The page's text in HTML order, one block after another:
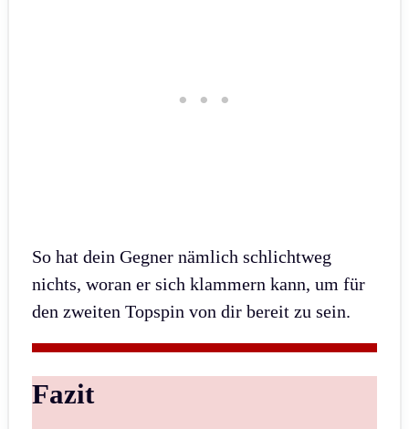
So hat dein Gegner nämlich schlichtweg
nichts, woran er sich klammern kann, um für
den zweiten Topspin von dir bereit zu sein.
Fazit